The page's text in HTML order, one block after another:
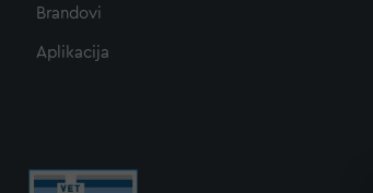
Brandovi
Aplikacija